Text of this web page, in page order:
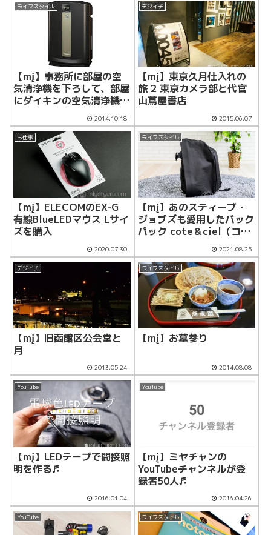
ライフスタイル
【mį】事務所に部屋の空
気清浄機を下ろして、部屋
にダイキンの空気清浄機
MCK70P-Tを新調してみ
た
2014.10.18
デジイチ
【mį】東京久月仕入れの
旅 2 東京カメラ部と代官
山蔦屋書店
2015.06.07
お仕事
【mį】ELECOMのEX-G
有線BlueLEDマウス Lサイ
ズを購入
2020.07.30
ライフスタイル
【mį】あのスティーブ・
ジョブズも愛用したバック
パック cote＆ciel（コー
トエシエル）ISAR M
coated canvas · Black
CC-28331を購入！！
2021.08.25
デジイチ
【mį】旧函館区公会堂と
月
2013.05.24
ライフスタイル
【mį】お墓参り
2014.08.08
YouTube
【mį】LEDテープで間接照
明を作る♬
2016.01.04
YouTube
【mį】ミヤチャンの
YouTubeチャンネルが登
録者50人♬
2016.04.26
YouTube ライフスタイル